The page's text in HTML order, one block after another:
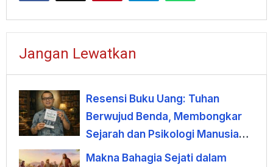
Jangan Lewatkan
Resensi Buku Uang: Tuhan
Berwujud Benda, Membongkar
Sejarah dan Psikologi Manusia
terhadap Uang
Makna Bahagia Sejati dalam